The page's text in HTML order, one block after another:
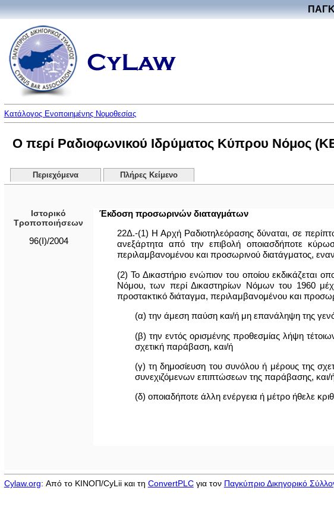
Κατάλογος Ενοποιημένης Νομοθεσίας
Ο περί Ραδιοφωνικού Ιδρύματος Κύπρου Νόμος
Περιεχόμενα Πλήρες Κείμενο
Ιστορικό
Τροποποιήσεων
96(I)/2004
Έκδοση προσωρινών διαταγμάτων
22Δ.-(1) Η Αρχή Ραδιοτηλεόρασης δύναται, σε
ανεξάρτητα από την επιβολή οποιασδήποτε
περιλαμβανομένου και προσωρινού διατάγματος,
(2) Το Δικαστήριο ενώπιον του οποίου εκδικάζεται
Νόμου, των περί Δικαστηρίων Νόμων του 1960
προστακτικό διάταγμα, περιλαμβανομένου και
(α) την άμεση παύση και/ή μη επανάληψη της
(β) την εντός ορισμένης προθεσμίας λήψη
σχετική παράβαση, και/ή
(γ) τη δημοσίευση του συνόλου ή μέρους της
συνεχιζόμενων επιπτώσεων της παράβασης, και/
(δ) οποιαδήποτε άλλη ενέργεια ή μέτρο ήθελε
Cylaw.org: Από το ΚΙΝOΠ/CyLii και τη ConvertPLCγια τον Παγκύπριο Δικηγορικό